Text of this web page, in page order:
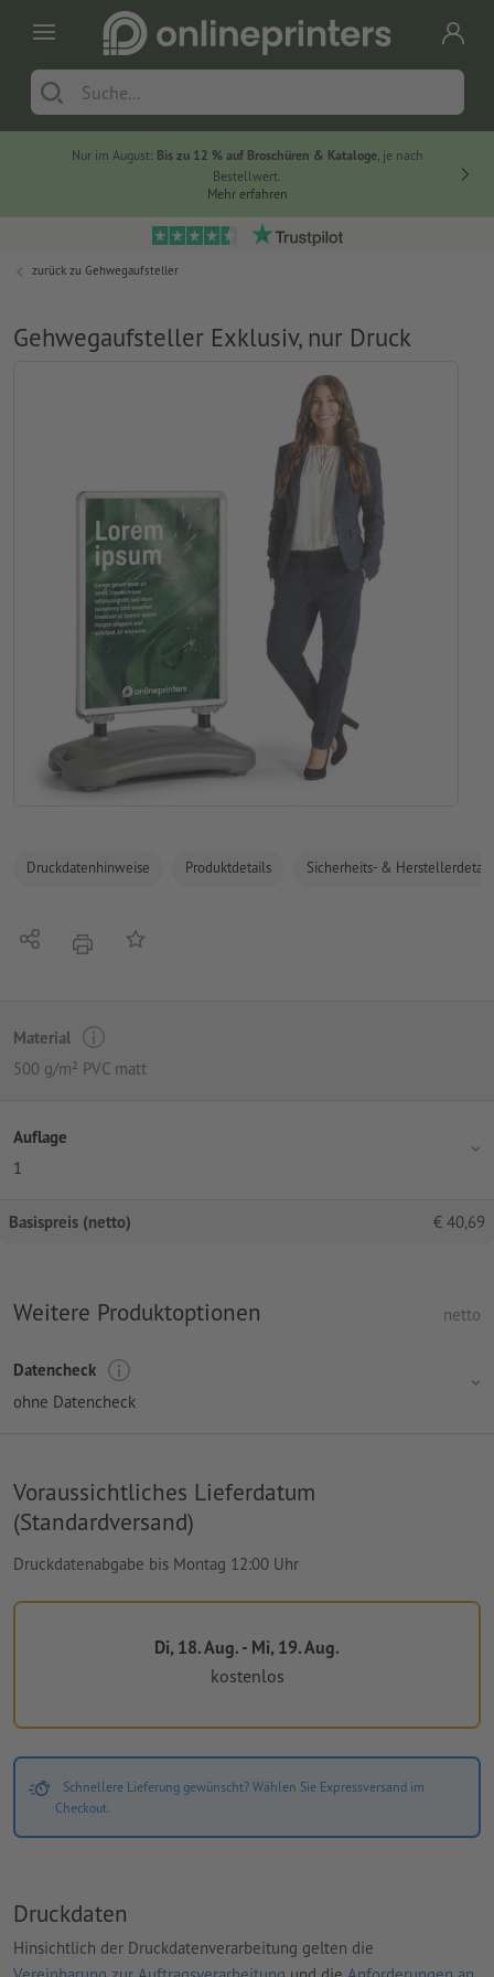
Nur im August: Bis zu 12 % auf Broschüren & Kataloge, je nach
Bestellwert.
Mehr erfahren
zurück zu Gehwegaufsteller
Gehwegaufsteller Exklusiv, nur Druck
Druckdatenhinweise Produktdetails Sicherheits- &
Teilen DruckenAuf die Merkliste
Material
500 g/m² PVC matt
Auflage
1
Basispreis (netto) € 40,69
Weitere Produktoptionen netto
Datencheck
ohne Datencheck
Voraussichtliches Lieferdatum
(Standardversand)
Druckdatenabgabe bis Montag 12:00 Uhr
Di, 18. Aug. - Mi, 19. Aug.
kostenlos
Schnellere Lieferung gewünscht? Wählen Sie Expressversand im
Checkout.
Druckdaten
Hinsichtlich der Druckdatenverarbeitung gelten die